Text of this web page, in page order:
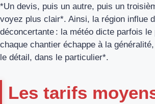
*Un devis, puis un autre, puis un
voyez plus clair*. Ainsi, la région influe
déconcertante : la météo dicte parfois
chaque chantier échappe à la
le détail, dans le particulier*.
Les tarifs